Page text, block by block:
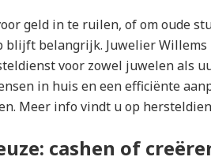
geld in te ruilen, of om oude
blijft belangrijk. Juwelier
voor zowel juwelen als
in huis en een efficiënte
Meer info vindt u op
cashen of